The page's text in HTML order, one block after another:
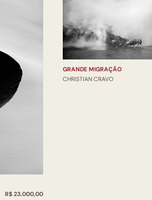
R$ 23.000,00
GRANDE MIGRAÇÃO
CHRISTIAN CRAVO